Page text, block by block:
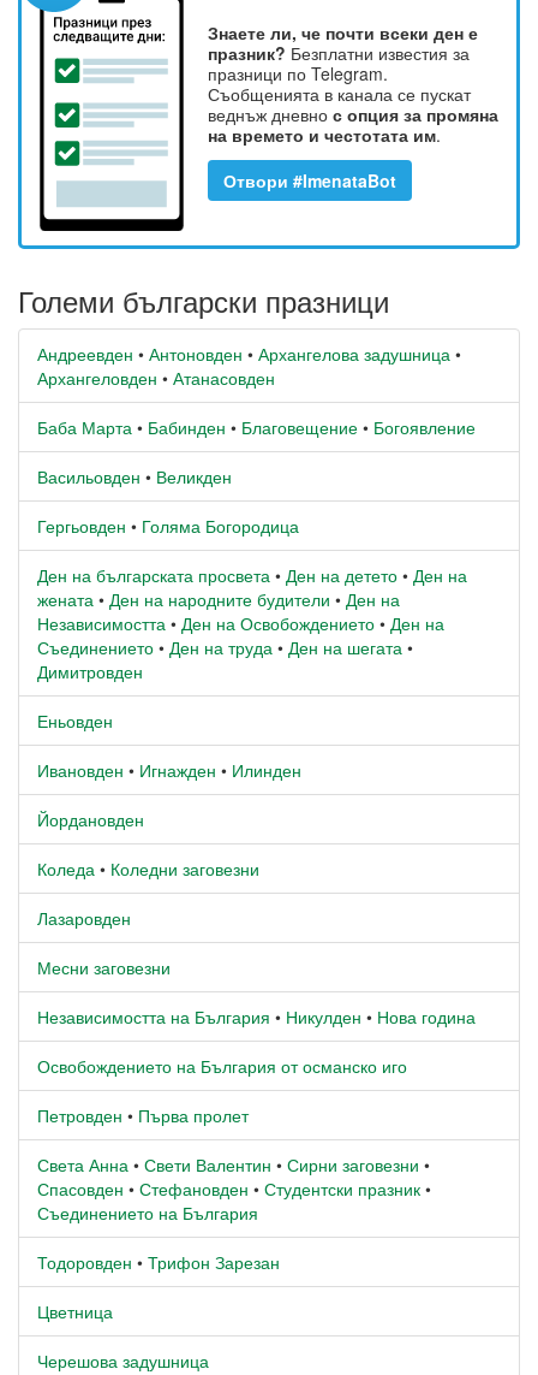
Знаете ли, че почти всеки ден е
празник? Безплатни известия за
празници по Telegram.
Съобщенията в канала се пускат
веднъж дневно с опция за промяна
на времето и честотата им.
Отвори #ImenataBot
Големи български празници
Андреевден • Антоновден • Архангелова задушница •
Архангеловден • Атанасовден
Баба Марта • Бабинден • Благовещение • Богоявление
Васильовден • Великден
Гергьовден • Голяма Богородица
Ден на българската просвета • Ден на детето • Ден на
жената • Ден на народните будители • Ден на
Независимостта • Ден на Освобождението • Ден на
Съединението • Ден на труда • Ден на шегата •
Димитровден
Еньовден
Ивановден • Игнажден • Илинден
Йордановден
Коледа • Коледни заговезни
Лазаровден
Месни заговезни
Независимостта на България • Никулден • Нова година
Освобождението на България от османско иго
Петровден • Първа пролет
Света Анна • Свети Валентин • Сирни заговезни •
Спасовден • Стефановден • Студентски празник •
Съединението на България
Тодоровден • Трифон Зарезан
Цветница
Черешова задушница